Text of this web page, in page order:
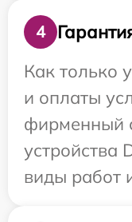
4
Как только
и оплаты
фирменный
устройства
виды работ